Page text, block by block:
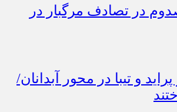
و ۲ مصدوم در تصادف مرگبار در
و تیبا در محور آبدانان/